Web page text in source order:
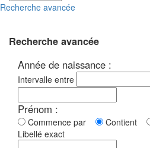
Recherche avancée
Recherche avancée
Année de naissance :
Intervalle entre
Prénom :
Commence par Contient
Libellé exact